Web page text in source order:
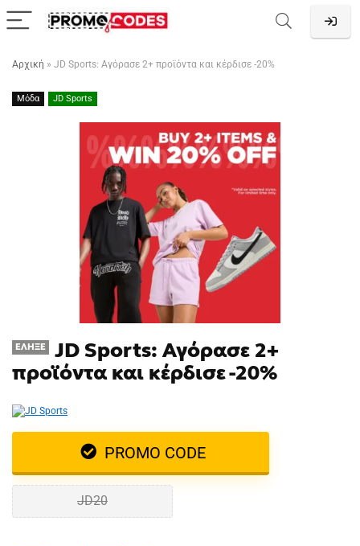
Αρχική » JD Sports: Αγόρασε 2+ προϊόντα και κέρδισε -20%
Μόδα JD Sports
ΈΛΗΞΕ
JD Sports: Αγόρασε 2+
προϊόντα και κέρδισε -20%
PROMO CODE
JD20